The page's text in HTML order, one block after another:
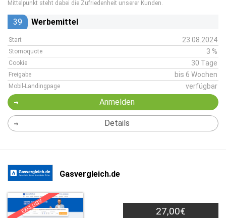
Mittelpunkt steht dabei die Zufriedenheit unserer Kunden.
39 Werbemittel
Start 23.08.2024
Stornoquote 3 %
Cookie 30 Tage
Freigabe bis 6 Wochen
Mobil-Landingpage verfügbar
Anmelden
Details
Gasvergleich.de
EXKLUSIV
27,00€